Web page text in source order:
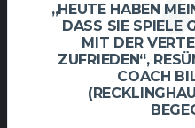
„HEUTE HABEN
DASS SIE SPIELE
MIT DER
ZUFRIEDEN“,
COACH